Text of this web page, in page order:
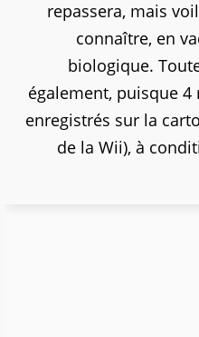
repassera, mais
connaître, en
biologique.
également, puisque
enregistrés sur la
de la Wii), à